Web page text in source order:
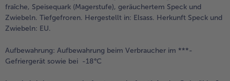
fraîche, Speisequark (Magerstufe), geräuchertem Speck und
Zwiebeln. Tiefgefroren. Hergestellt in: Elsass. Herkunft Speck und
Zwiebeln: EU.
Aufbewahrung: Aufbewahrung beim Verbraucher im ***-
Gefriergerät sowie bei -18°C